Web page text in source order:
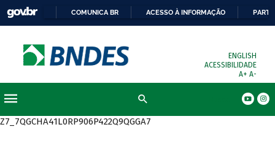
COMUNICA BR ACESSO À INFORMAÇÃO
ENGLISH
ACESSIBILIDADE
A+ A-
Z7_7QGCHA41L0RP906P422Q9QGGA7